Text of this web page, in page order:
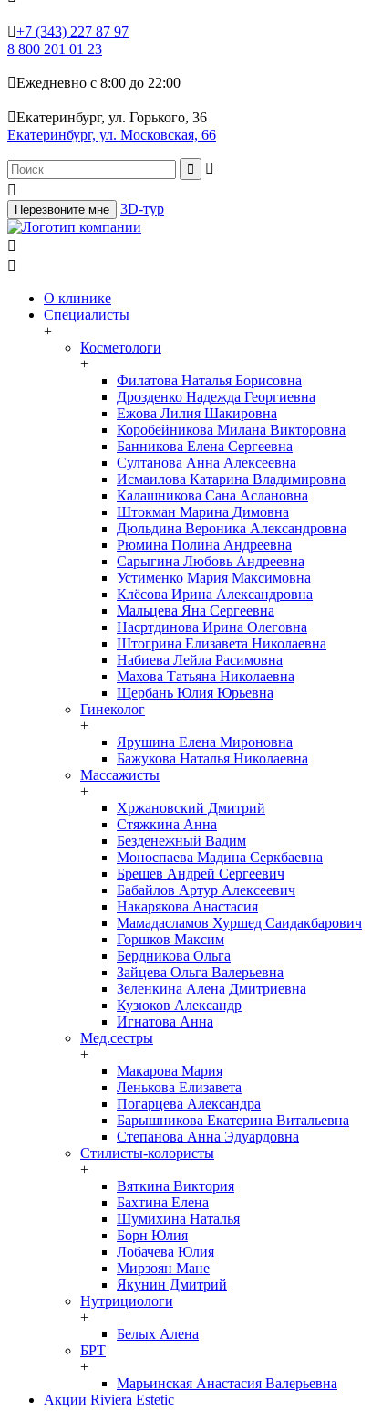
+7 (343) 227 87 97
8 800 201 01 23
Ежедневно с 8:00 до 22:00
Екатеринбург, ул. Горького, 36
Екатеринбург, ул. Московская, 66



Перезвоните мне 3D-тур


О клинике
Специалисты
+
Косметологи
+
Филатова Наталья Борисовна
Дрозденко Надежда Георгиевна
Ежова Лилия Шакировна
Коробейникова Милана Викторовна
Банникова Елена Сергеевна
Султанова Анна Алексеевна
Исмаилова Катарина Владимировна
Калашникова Сана Аслановна
Штокман Марина Димовна
Дюльдина Вероника Александровна
Рюмина Полина Андреевна
Сарыгина Любовь Андреевна
Устименко Мария Максимовна
Клёсова Ирина Александровна
Мальцева Яна Сергеевна
Насртдинова Ирина Олеговна
Штогрина Елизавета Николаевна
Набиева Лейла Расимовна
Махова Татьяна Николаевна
Щербань Юлия Юрьевна
Гинеколог
+
Ярушина Елена Мироновна
Бажукова Наталья Николаевна
Массажисты
+
Хржановский Дмитрий
Стяжкина Анна
Безденежный Вадим
Моноспаева Мадина Серкбаевна
Брешев Андрей Сергеевич
Бабайлов Артур Алексеевич
Накарякова Анастасия
Мамадасламов Хуршед Саидакбарович
Горшков Максим
Бердникова Ольга
Зайцева Ольга Валерьевна
Зеленкина Алена Дмитриевна
Кузюков Александр
Игнатова Анна
Мед.сестры
+
Макарова Мария
Ленькова Елизавета
Погарцева Александра
Барышникова Екатерина Витальевна
Степанова Анна Эдуардовна
Стилисты-колористы
+
Вяткина Виктория
Бахтина Елена
Шумихина Наталья
Борн Юлия
Лобачева Юлия
Мирзоян Мане
Якунин Дмитрий
Нутрициологи
+
Белых Алена
БРТ
+
Марьинская Анастасия Валерьевна
Акции Riviera Estetic